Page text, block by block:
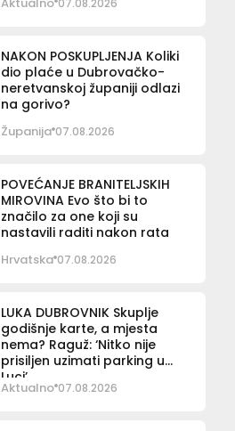
NAKON POSKUPLJENJA Koliki
dio plaće u Dubrovačko-
neretvanskoj županiji odlazi
na gorivo?
Županija 07.08.2026
POVEĆANJE BRANITELJSKIH
MIROVINA Evo što bi to
značilo za one koji su
nastavili raditi nakon rata
Hrvatska 07.08.2026
LUKA DUBROVNIK Skuplje
godišnje karte, a mjesta
nema? Raguž: ‘Nitko nije
prisiljen uzimati parking u
Luci’
Aktualno 07.08.2026